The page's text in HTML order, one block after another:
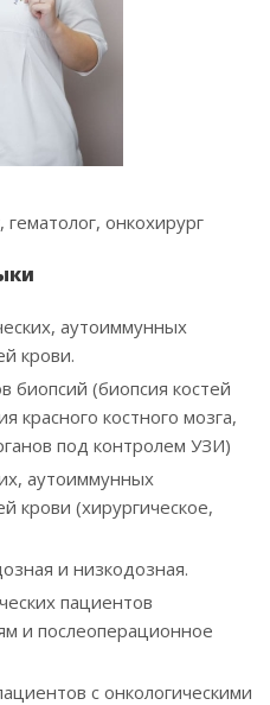
гематолог, онкохирург
аутоиммунных
крови.
биопсий (биопсия костей
красного костного мозга,
под контролем УЗИ)
аутоиммунных
крови (хирургическое,
и низкодозная.
пациентов
и послеоперационное
с онкологическими